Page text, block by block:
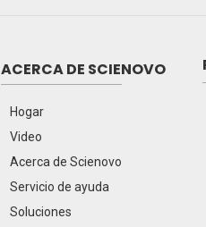
ACERCA DE SCIENOVO
Hogar
Video
Acerca de Scienovo
Servicio de ayuda
Soluciones